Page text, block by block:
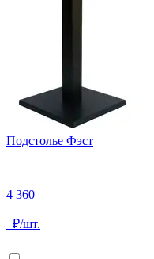
Подстолье Фэст
4 360
₽/шт.